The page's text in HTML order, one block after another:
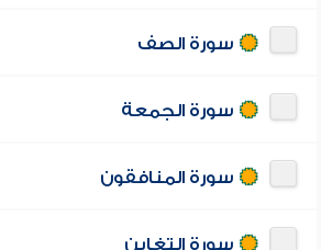
سورة الصف
سورة الجمعة
سورة المنافقون
سورة التغابن